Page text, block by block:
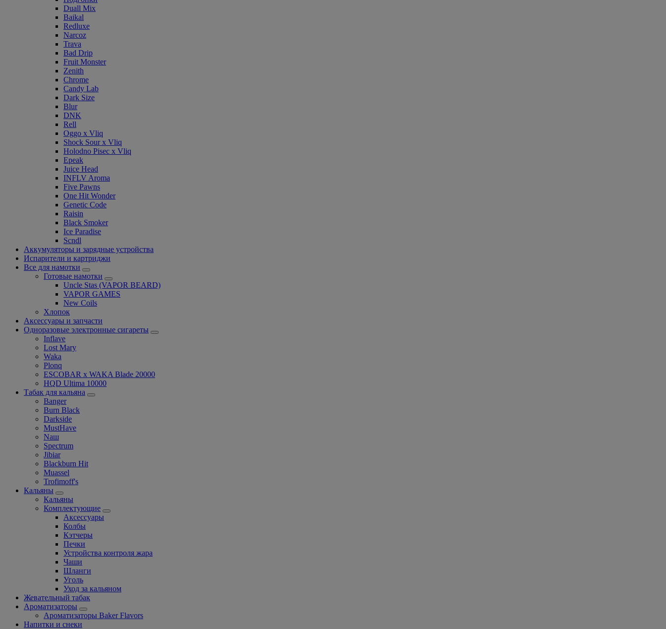
Duall Mix
Baikal
Redluxe
Narcoz
Trava
Bad Drip
Fruit Monster
Zenith
Chrome
Candy Lab
Dark Size
Blur
DNK
Rell
Oggo x Vliq
Shock Sour x Vliq
Holodno Pisec x Vliq
Epeak
Juice Head
INFLV Aroma
Five Pawns
One Hit Wonder
Genetic Code
Raisin
Black Smoker
Ice Paradise
Scndl
Аккумуляторы и зарядные устройства
Испарители и картриджи
Все для намотки
Готовые намотки
Uncle Stas (VAPOR BEARD)
VAPOR GAMES
New Coils
Хлопок
Аксессуары и запчасти
Одноразовые электронные сигареты
Inflave
Lost Mary
Waka
Plonq
ESCOBAR x WAKA Blade 20000
HQD Ultima 10000
Табак для кальяна
Banger
Burn Black
Darkside
MustHave
Nаш
Spectrum
Jibiar
Blackburn Hit
Muassel
Trofimoff's
Кальяны
Кальяны
Комплектующие
Аксессуары
Колбы
Кэтчеры
Печки
Устройства контроля жара
Чаши
Шланги
Уголь
Уход за кальяном
Жевательный табак
Ароматизаторы
Ароматизаторы Baker Flavors
Напитки и снеки